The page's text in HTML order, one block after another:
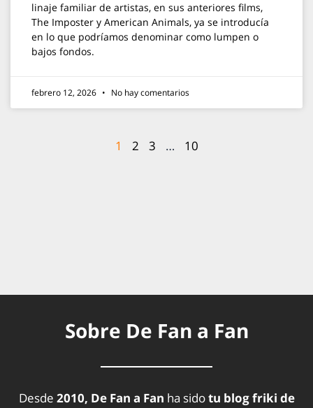
linaje familiar de artistas, en sus anteriores films,
The Imposter y American Animals, ya se introducía
en lo que podríamos denominar como lumpen o
bajos fondos.
febrero 12, 2026 No hay comentarios
1 2 3 … 10
Sobre De Fan a Fan
Desde 2010, De Fan a Fan ha sidotu blog friki de